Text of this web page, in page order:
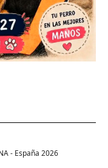
- España 2026